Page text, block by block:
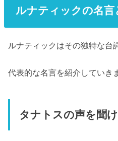
ルナティックの名言
ルナティックはその独特な台
代表的な名言を紹介していき
タナトスの声を聞け